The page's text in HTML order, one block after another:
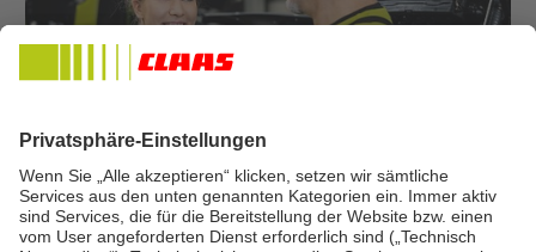
Stellenangebote